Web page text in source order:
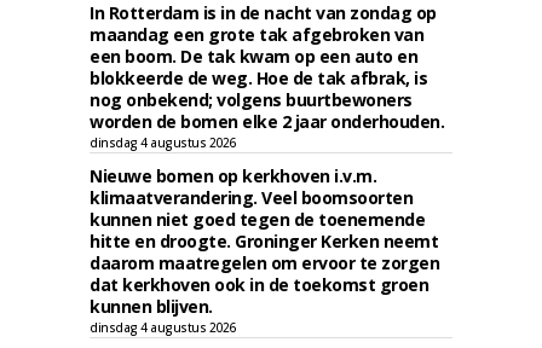
In Rotterdam is in de nacht van zondag op
maandag een grote tak afgebroken van
een boom. De tak kwam op een auto en
blokkeerde de weg. Hoe de tak afbrak, is
nog onbekend; volgens buurtbewoners
worden de bomen elke 2 jaar onderhouden.
dinsdag 4 augustus 2026
Nieuwe bomen op kerkhoven i.v.m.
klimaatverandering. Veel boomsoorten
kunnen niet goed tegen de toenemende
hitte en droogte. Groninger Kerken neemt
daarom maatregelen om ervoor te zorgen
dat kerkhoven ook in de toekomst groen
kunnen blijven.
dinsdag 4 augustus 2026